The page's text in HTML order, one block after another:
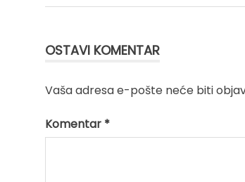
OSTAVI KOMENTAR
Vaša adresa e-pošte neće biti
Komentar *